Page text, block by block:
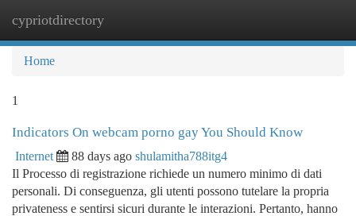
cypriotdirectory
Home
1
Indicators On webcam porno gay You Should Know
Internet 88 days ago shulamitha788itg4
Il Processo di registrazione richiede un numero minimo di dati
personali. Di conseguenza, gli utenti possono tutelare la propria
privateness e sentirsi sicuri durante le interazioni. Pertanto, hanno